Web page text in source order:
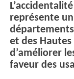
représente
et des
d’améliorer
faveur des